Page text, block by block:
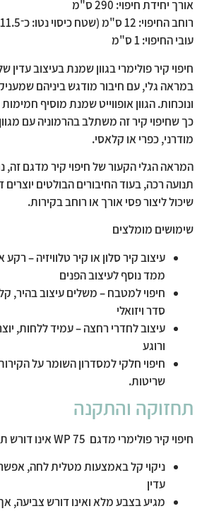
אורך יחידת חיפוי: 290 ס"מ
רוחב החיפוי: 12 ס"מ (שטח כיסוי נטו: כ־11.5 ס"מ)
עובי החיפוי: 1 ס"מ
חיפוי קיר פולימרי בגוון שמנת בעיצוב עדין
במראה גלי, עם חיבור מודגש ביניהם
ונוכחות. הגוון אופווייט שמנת מוסיף
כך שחיפוי קיר זה משתלב בהרמוניה עם
מודרני, כפרי או קלאסי.
המראה הגלי הקעור של חיפוי קיר מדגם זה,
תנועה רכה, בעוד החיבורים הבולטים יוצרים
שיכול ליצור פסי אורך או רוחב בקירות.
שימושים מומלצים
עיצוב קיר סלון או קיר טלוויזיה –
ממד נוסף לעיצוב הפנים
חיפוי למטבח – משלים עיצוב בהיר, קל
סדר ויזואלי
עיצוב לחדרי רחצה – עמיד ללחות,
ורוגע
חיפוי חלקי למסדרון השומר על
שריטות.
תחזוקה והתקנה
חיפוי קיר פולימרי מדגם WP 75 אינו דורש תחזוקה מורכבת:
ניקוי קל באמצעות מטלית לחה,
עדין
מגיע בצבע מלא ואינו דורש צביעה,